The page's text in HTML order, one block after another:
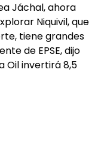
Jáchal, ahora
Niquivil, que
tiene grandes
de EPSE, dijo
Oil invertirá 8,5